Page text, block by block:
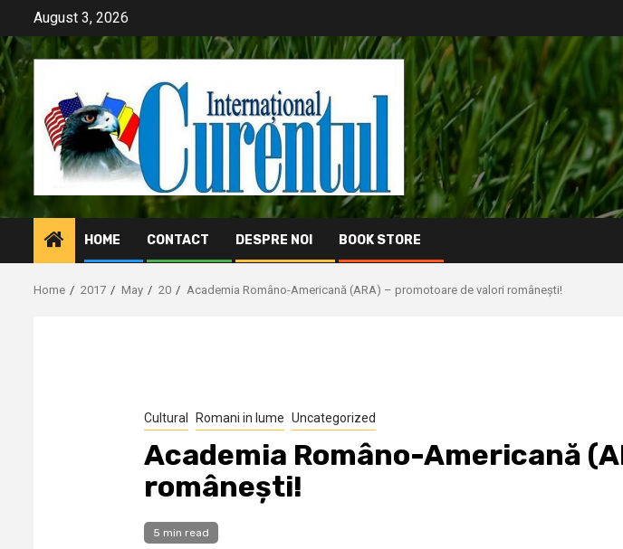
content
August 3, 2026
HOME CONTACT DESPRE NOI BOOK STORE
Home 2017 May 20 Academia Româno-Americană (ARA) – promotoare de valori românești!
Cultural Romani in lume Uncategorized
Academia Româno-Americană
românești!
5 min read